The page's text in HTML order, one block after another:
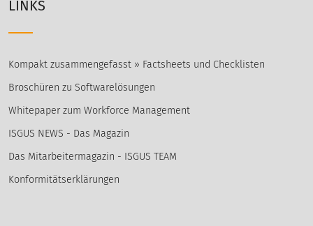
LINKS
Kompakt zusammengefasst » Factsheets und Checklisten
Broschüren zu Softwarelösungen
Whitepaper zum Workforce Management
ISGUS NEWS - Das Magazin
Das Mitarbeitermagazin - ISGUS TEAM
Konformitätserklärungen